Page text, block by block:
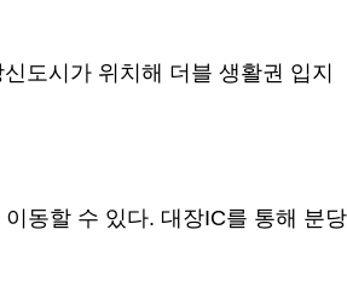
도시가 위치해 더블 생활권 입지
동할 수 있다. 대장IC를 통해 분당